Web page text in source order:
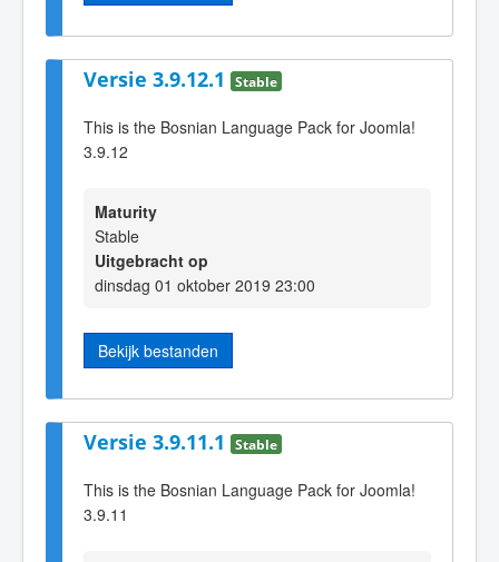
Versie 3.9.12.1 Stable
This is the Bosnian Language Pack for Joomla!
3.9.12
Maturity
Stable
Uitgebracht op
dinsdag 01 oktober 2019 23:00
Bekijk bestanden
Versie 3.9.11.1 Stable
This is the Bosnian Language Pack for Joomla!
3.9.11